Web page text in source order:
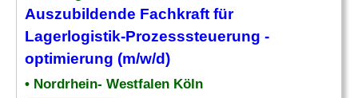
Auszubildende Fachkraft für
Lagerlogistik-Prozesssteuerung -
optimierung (m/w/d)
• Nordrhein- Westfalen Köln